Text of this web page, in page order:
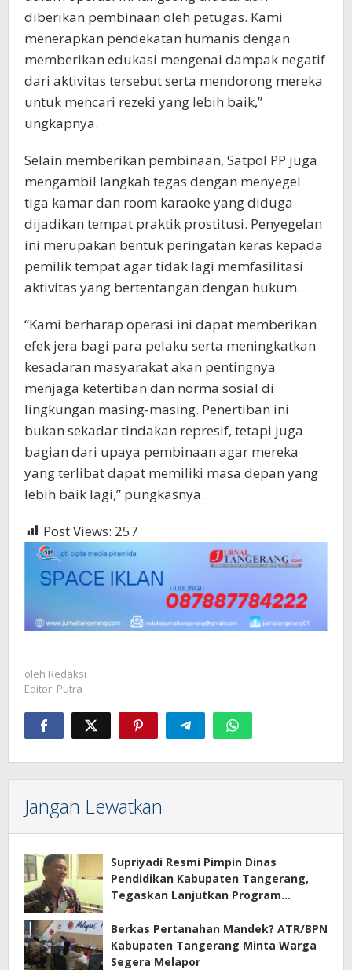
diberikan pembinaan oleh petugas. Kami
menerapkan pendekatan humanis dengan
memberikan edukasi mengenai dampak negatif
dari aktivitas tersebut serta mendorong mereka
untuk mencari rezeki yang lebih baik,”
ungkapnya.
Selain memberikan pembinaan, Satpol PP juga
mengambil langkah tegas dengan menyegel
tiga kamar dan room karaoke yang diduga
dijadikan tempat praktik prostitusi. Penyegelan
ini merupakan bentuk peringatan keras kepada
pemilik tempat agar tidak lagi memfasilitasi
aktivitas yang bertentangan dengan hukum.
“Kami berharap operasi ini dapat memberikan
efek jera bagi para pelaku serta meningkatkan
kesadaran masyarakat akan pentingnya
menjaga ketertiban dan norma sosial di
lingkungan masing-masing. Penertiban ini
bukan sekadar tindakan represif, tetapi juga
bagian dari upaya pembinaan agar mereka
yang terlibat dapat memiliki masa depan yang
lebih baik lagi,” pungkasnya.
Post Views: 257
oleh Redaksi
Editor: Putra
Jangan Lewatkan
Supriyadi Resmi Pimpin Dinas
Pendidikan Kabupaten Tangerang,
Tegaskan Lanjutkan Program
Berkas Pertanahan Mandek? ATR/BPN
Kabupaten Tangerang Minta Warga
Segera Melapor